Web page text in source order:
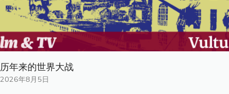
历年来的世界大战
2026年8月5日